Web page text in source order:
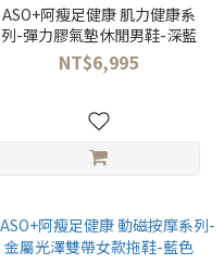
ASO+阿瘦足健康 肌力健康系
列-彈力膠氣墊休閒男鞋-深藍
NT$6,995